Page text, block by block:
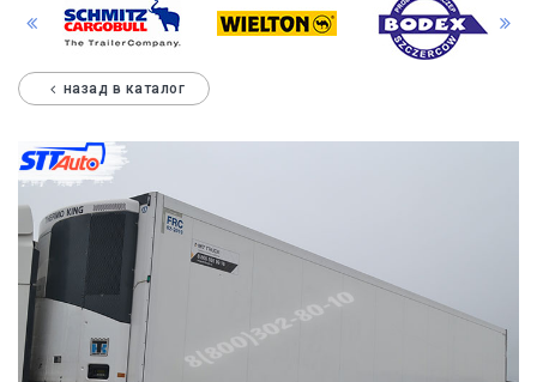
назад в каталог